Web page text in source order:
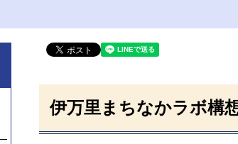
伊万里まちなかラボ構